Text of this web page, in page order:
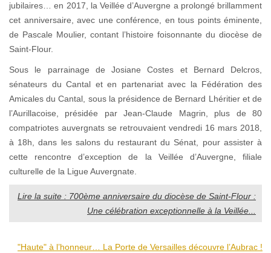
jubilaires… en 2017, la Veillée d’Auvergne a prolongé brillamment
cet anniversaire, avec une conférence, en tous points éminente,
de Pascale Moulier, contant l’histoire foisonnante du diocèse de
Saint-Flour.
Sous le parrainage de Josiane Costes et Bernard Delcros,
sénateurs du Cantal et en partenariat avec la Fédération des
Amicales du Cantal, sous la présidence de Bernard Lhéritier et de
l’Aurillacoise, présidée par Jean-Claude Magrin, plus de 80
compatriotes auvergnats se retrouvaient vendredi 16 mars 2018,
à 18h, dans les salons du restaurant du Sénat, pour assister à
cette rencontre d’exception de la Veillée d’Auvergne, filiale
culturelle de la Ligue Auvergnate.
Lire la suite : 700ème anniversaire du diocèse de Saint-Flour :
Une célébration exceptionnelle à la Veillée...
"Haute" à l’honneur… La Porte de Versailles découvre l’Aubrac !